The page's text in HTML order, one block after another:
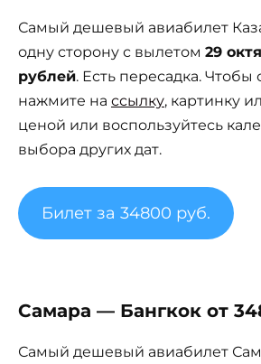
Самый дешевый авиабилет
одну сторону с вылетом 29
рублей. Есть пересадка. Чтобы
нажмите на ссылку, картинку
ценой или воспользуйтесь
выбора других дат.
Билет за 34800 руб.
Самара — Бангкок от
Самый дешевый авиабилет